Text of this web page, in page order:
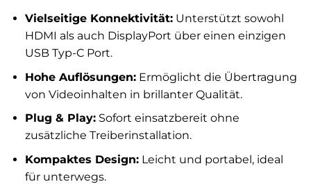
Vielseitige Konnektivität:Unterstützt sowohl
HDMI als auch DisplayPort über einen einzigen
USB Typ-C Port.
Hohe Auflösungen:Ermöglicht die Übertragung
von Videoinhalten in brillanter Qualität.
Plug & Play:Sofort einsatzbereit ohne
zusätzliche Treiberinstallation.
Kompaktes Design:Leicht und portabel, ideal
für unterwegs.